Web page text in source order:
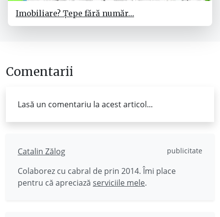
Imobiliare? Țepe fără număr…
Comentarii
Lasă un comentariu la acest articol...
Catalin Zălog publicitate
Colaborez cu cabral de prin 2014. Îmi place
pentru că apreciază serviciile mele.